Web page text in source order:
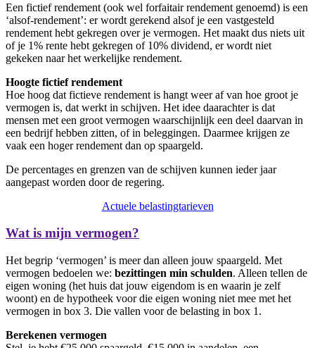
Een fictief rendement (ook wel forfaitair rendement genoemd) is een
‘alsof-rendement’: er wordt gerekend alsof je een vastgesteld
rendement hebt gekregen over je vermogen. Het maakt dus niets uit
of je 1% rente hebt gekregen of 10% dividend, er wordt niet
gekeken naar het werkelijke rendement.
Hoogte fictief rendement
Hoe hoog dat fictieve rendement is hangt weer af van hoe groot je
vermogen is, dat werkt in schijven. Het idee daarachter is dat
mensen met een groot vermogen waarschijnlijk een deel daarvan in
een bedrijf hebben zitten, of in beleggingen. Daarmee krijgen ze
vaak een hoger rendement dan op spaargeld.
De percentages en grenzen van de schijven kunnen ieder jaar
aangepast worden door de regering.
Actuele belastingtarieven
Wat is mijn vermogen?
Het begrip ‘vermogen’ is meer dan alleen jouw spaargeld. Met
vermogen bedoelen we: bezittingen min schulden. Alleen tellen de
eigen woning (het huis dat jouw eigendom is en waarin je zelf
woont) en de hypotheek voor die eigen woning niet mee met het
vermogen in box 3. Die vallen voor de belasting in box 1.
Berekenen vermogen